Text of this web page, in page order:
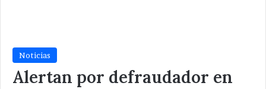
Noticias
Alertan por defraudador en